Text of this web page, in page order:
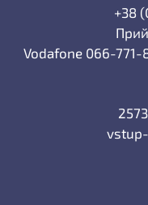
+38
Vodafone 066-771-